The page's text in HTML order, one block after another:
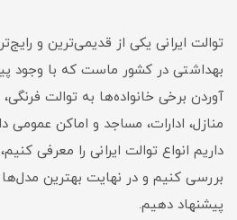
توالت ایرانی یکی از قدیمی‌ترین و
بهداشتی در کشور ماست که با وجود
آوردن برخی خانواده‌ها به توالت
منازل، ادارات، مساجد و اماکن عمومی
داریم انواع توالت ایرانی را معرفی
بررسی کنیم و در نهایت بهترین مدل‌ها
پیشنهاد دهیم.